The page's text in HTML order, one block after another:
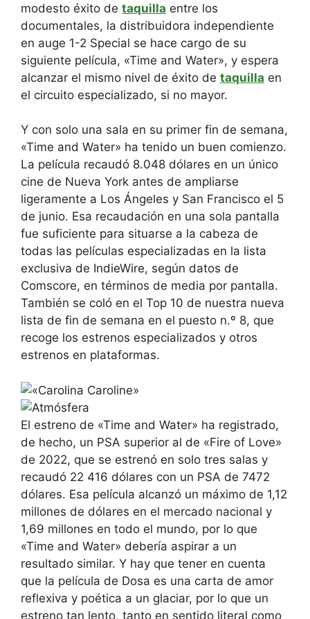
modesto éxito de taquilla entre los
documentales, la distribuidora independiente
en auge 1-2 Special se hace cargo de su
siguiente película, «Time and Water», y espera
alcanzar el mismo nivel de éxito de taquilla en
el circuito especializado, si no mayor.
Y con solo una sala en su primer fin de semana,
«Time and Water» ha tenido un buen comienzo.
La película recaudó 8.048 dólares en un único
cine de Nueva York antes de ampliarse
ligeramente a Los Ángeles y San Francisco el 5
de junio. Esa recaudación en una sola pantalla
fue suficiente para situarse a la cabeza de
todas las películas especializadas en la lista
exclusiva de IndieWire, según datos de
Comscore, en términos de media por pantalla.
También se coló en el Top 10 de nuestra nueva
lista de fin de semana en el puesto n.º 8, que
recoge los estrenos especializados y otros
estrenos en plataformas.
El estreno de «Time and Water» ha registrado,
de hecho, un PSA superior al de «Fire of Love»
de 2022, que se estrenó en solo tres salas y
recaudó 22 416 dólares con un PSA de 7472
dólares. Esa película alcanzó un máximo de 1,12
millones de dólares en el mercado nacional y
1,69 millones en todo el mundo, por lo que
«Time and Water» debería aspirar a un
resultado similar. Y hay que tener en cuenta
que la película de Dosa es una carta de amor
reflexiva y poética a un glaciar, por lo que un
estreno tan lento, tanto en sentido literal como